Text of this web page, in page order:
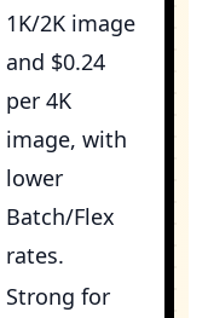
1K/2K image
and $0.24
per 4K
image, with
lower
Batch/Flex
rates.
Strong for